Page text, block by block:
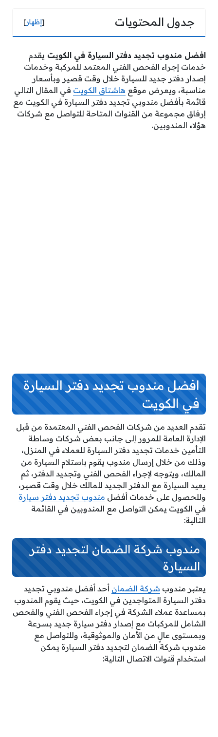
جدول المحتويات [إظهار]
افضل مندوب تجديد دفتر السيارة في الكويت يقدم
خدمات إجراء الفحص الفني المعتمد للمركبة وخدمات
إصدار دفتر جديد للسيارة خلال وقت قصير وبأسعار
مناسبة، ويعرض موقع هاشتاق الكويت في المقال التالي
قائمة بأفضل مندوبي تجديد دفتر السيارة في الكويت مع
إرفاق مجموعة من القنوات المتاحة للتواصل مع شركات
هؤلاء المندوبين.
افضل مندوب تجديد دفتر السيارة
في الكويت
تقدم العديد من شركات الفحص الفني المعتمدة من قبل
الإدارة العامة للمرور إلى جانب بعض شركات وساطة
التأمين خدمات تجديد دفتر السيارة للعملاء في المنزل،
وذلك من خلال إرسال مندوب يقوم باستلام السيارة من
المالك، ويتوجه لإجراء الفحص الفني وتجديد الدفتر، ثم
يعيد السيارة مع الدفتر الجديد للمالك خلال وقت قصير،
وللحصول على خدمات أفضل مندوب تجديد دفتر سيارة
في الكويت يمكن التواصل مع المندوبين في القائمة
التالية:
مندوب شركة الضمان لتجديد دفتر
السيارة
يعتبر مندوب شركة الضمان أحد أفضل مندوبي تجديد
دفتر السيارة المتواجدين في الكويت، حيث يقوم المندوب
بمساعدة عملاء الشركة في إجراء الفحص الفني والفحص
الشامل للمركبات مع إصدار دفتر سيارة جديد بسرعة
وبمستوى عالٍ من الأمان والموثوقية، وللتواصل مع
مندوب شركة الضمان لتجديد دفتر السيارة يمكن
استخدام قنوات الاتصال التالية: